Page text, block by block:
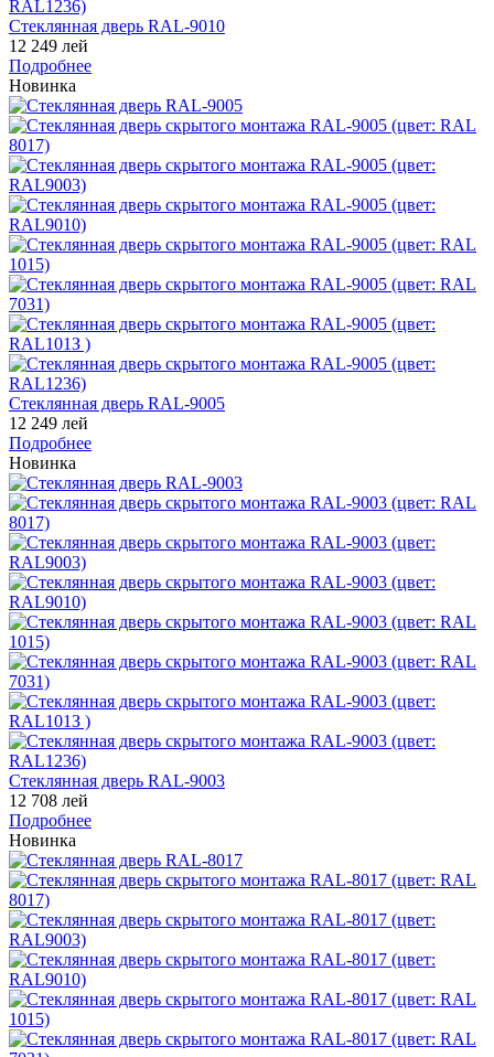
Стеклянная дверь RAL-9010
12 249 лей
Подробнее
Новинка
Стеклянная дверь RAL-9005
12 249 лей
Подробнее
Новинка
Стеклянная дверь RAL-9003
12 708 лей
Подробнее
Новинка